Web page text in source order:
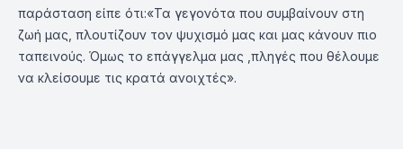
παράσταση είπε ότι:«Τα γεγονότα που συμβαίνουν στη
ζωή μας, πλουτίζουν τον ψυχισμό μας και μας κάνουν πιο
ταπεινούς. Όμως το επάγγελμα μας ,πληγές που θέλουμε
να κλείσουμε τις κρατά ανοιχτές».